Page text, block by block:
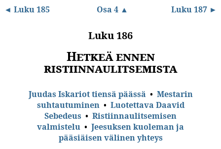
◄ Luku 185 Osa 4 ▲ Luku 187 ►
Luku 186
Hetkeä ennen
ristiinnaulitsemista
Juudas Iskariot tiensä päässä • Mestarin
suhtautuminen• Luotettava Daavid
Sebedeus • Ristiinnaulitsemisen
valmistelu • Jeesuksen kuoleman ja
pääsiäisen välinen yhteys